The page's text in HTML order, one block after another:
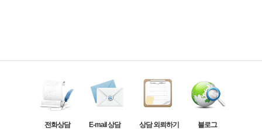
전화상담 E-mail 상담 상담 외뢰하기 블로그